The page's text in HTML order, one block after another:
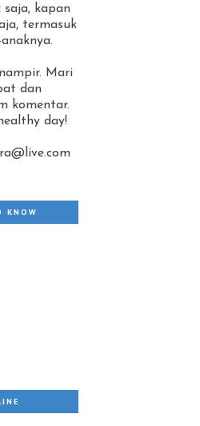
saja, kapan
termasuk
Mari
dan
komentar.
day!
KNOW